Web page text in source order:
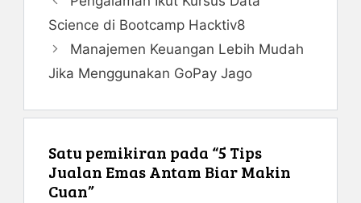
Science di Bootcamp Hacktiv8
Manajemen Keuangan Lebih Mudah
Jika Menggunakan GoPay Jago
Satu pemikiran pada “5 Tips
Jualan Emas Antam Biar Makin
Cuan”